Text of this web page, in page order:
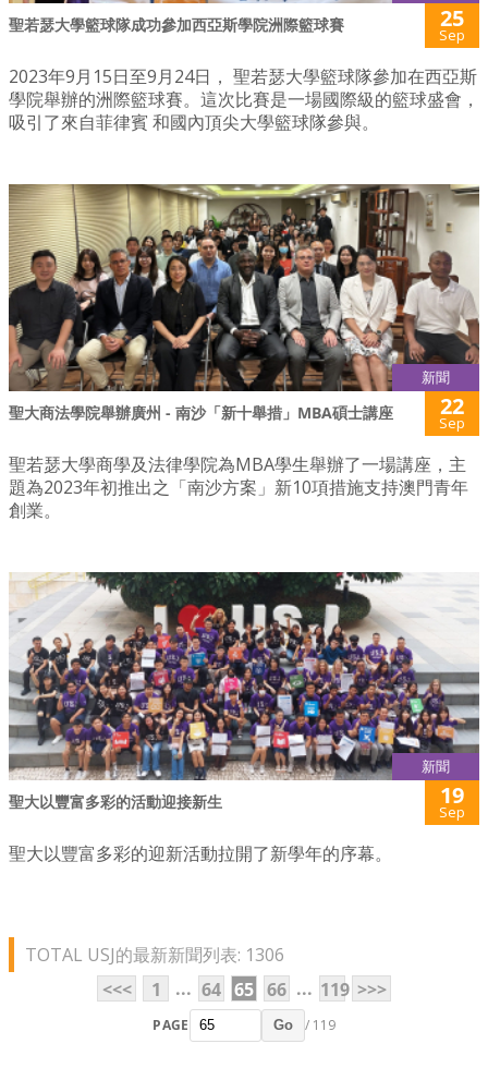
聖若瑟大學籃球隊成功參加西亞斯學院洲際籃球賽 25
Sep
2023年9月15日至9月24日， 聖若瑟大學籃球隊參加在西亞斯
學院舉辦的洲際籃球賽。這次比賽是一場國際級的籃球盛會，
吸引了來自菲律賓 和國內頂尖大學籃球隊參與。
新聞
聖大商法學院舉辦廣州 - 南沙「新十舉措」MBA碩士講座 22
Sep
聖若瑟大學商學及法律學院為MBA學生舉辦了一場講座，主
題為2023年初推出之「南沙方案」新10項措施支持澳門青年
創業。
新聞
聖大以豐富多彩的活動迎接新生 19
Sep
聖大以豐富多彩的迎新活動拉開了新學年的序幕。
TOTAL USJ的最新新聞列表: 1306
<<<
1 ... 64 65 66 ... 119 >>>
PAGE Go / 119